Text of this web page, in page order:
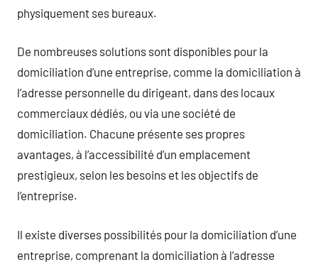
physiquement ses bureaux.
De nombreuses solutions sont disponibles pour la
domiciliation d’une entreprise, comme la domiciliation à
l’adresse personnelle du dirigeant, dans des locaux
commerciaux dédiés, ou via une société de
domiciliation. Chacune présente ses propres
avantages, à l’accessibilité d’un emplacement
prestigieux, selon les besoins et les objectifs de
l’entreprise.
Il existe diverses possibilités pour la domiciliation d’une
entreprise, comprenant la domiciliation à l’adresse